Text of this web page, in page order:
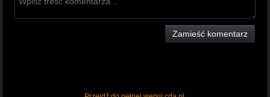
Zamieść komentarz